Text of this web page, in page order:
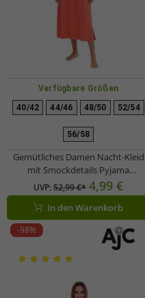
Verfügbare Größen
40/42 44/46 48/50 52/54
56/58
Gemütliches Damen Nacht-Kleid
mit Smockdetails Pyjama
Nachthemd Baumwoll-Kleid
912155 Rot
UVP:52,99 €* 4,99 €
In den Warenkorb
-98%